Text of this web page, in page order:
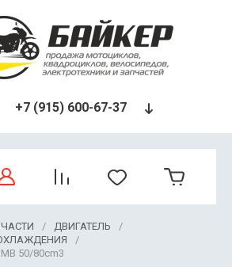
+7 (915) 600-67-37
/ ДВИГАТЕЛЬ
/
/
50/80cm3